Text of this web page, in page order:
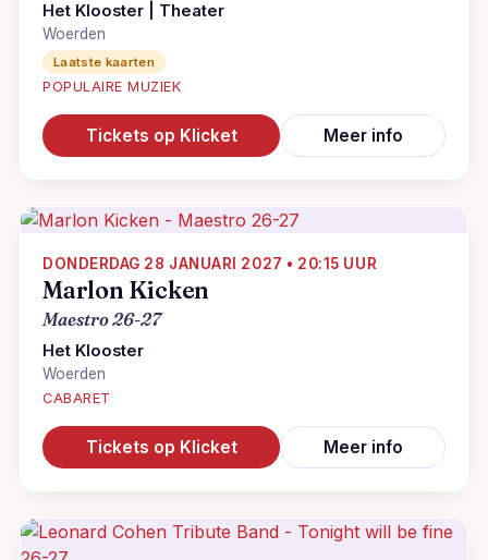
Het Klooster | Theater
Woerden
Laatste kaarten
POPULAIRE MUZIEK
Tickets op Klicket Meer info
DONDERDAG 28 JANUARI 2027 • 20:15 UUR
Marlon Kicken
Maestro 26-27
Het Klooster
Woerden
CABARET
Tickets op Klicket Meer info